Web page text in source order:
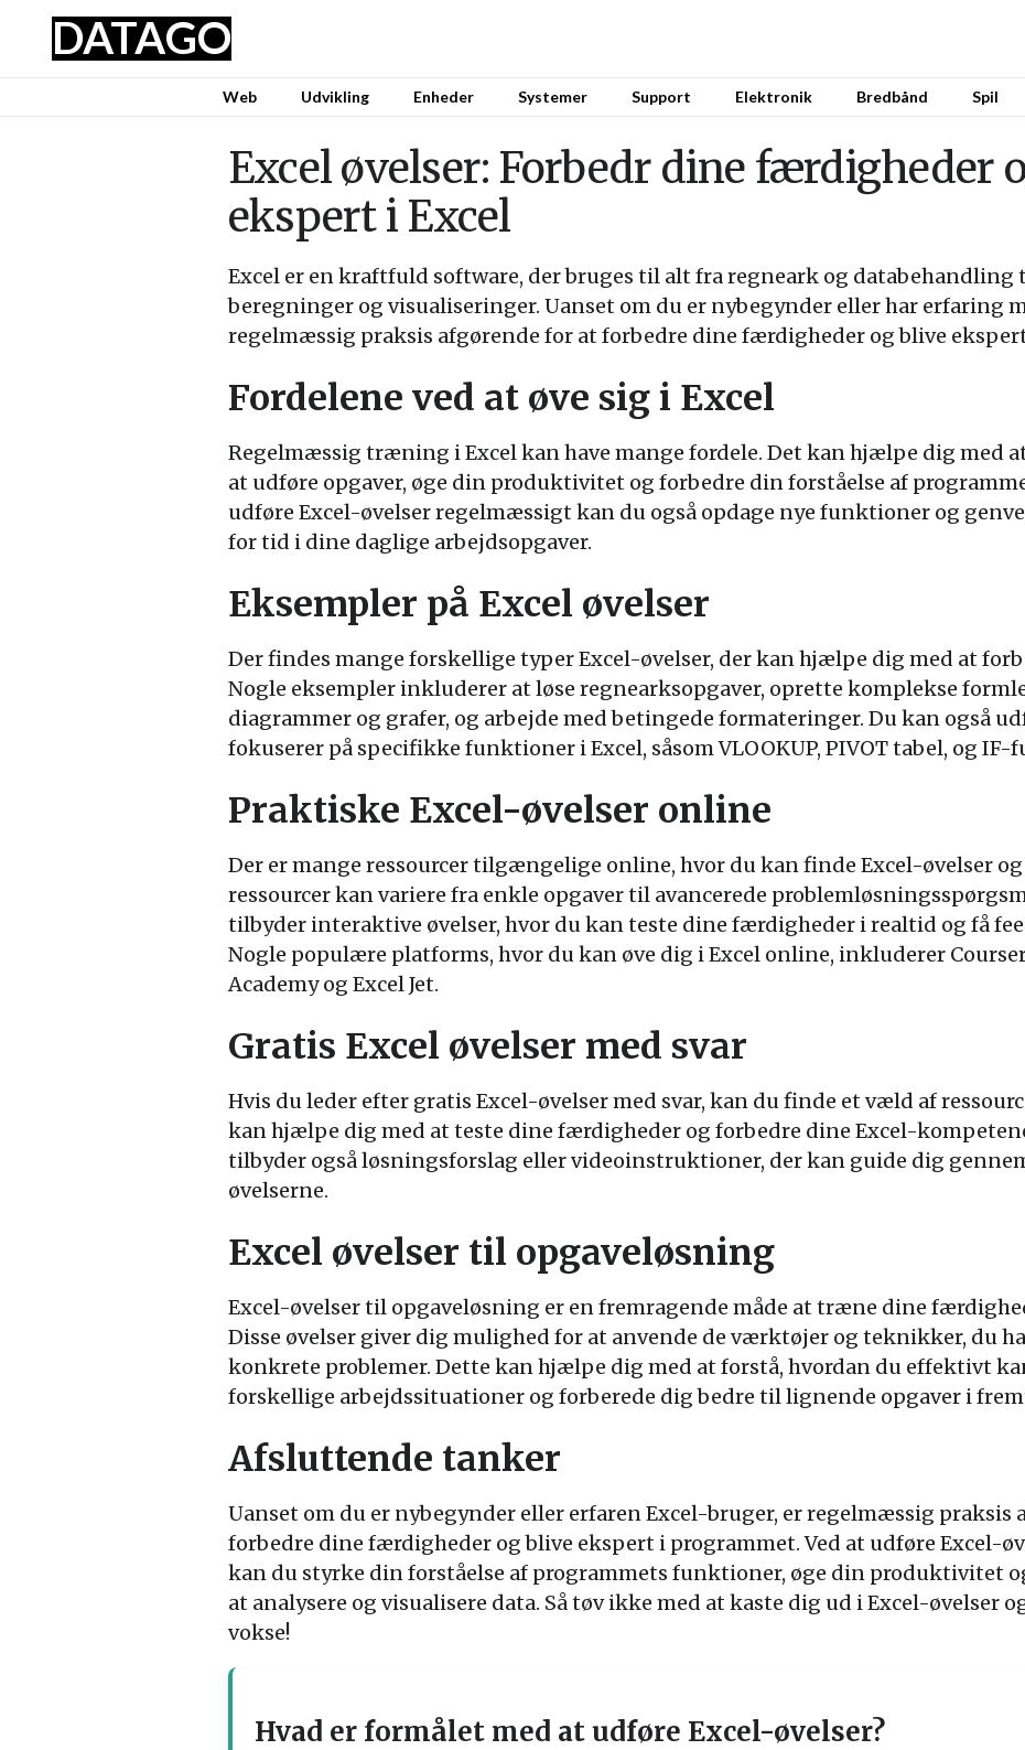
DATAGO
Web Udvikling Enheder Systemer Support Elektronik Bredbånd Spil
Excel øvelser: Forbedr dine færdigheder
ekspert i Excel
Excel er en kraftfuld software, der bruges til alt fra regneark og databehandling
beregninger og visualiseringer. Uanset om du er nybegynder eller har erfaring
regelmæssig praksis afgørende for at forbedre dine færdigheder og blive
Fordelene ved at øve sig i Excel
Regelmæssig træning i Excel kan have mange fordele. Det kan hjælpe dig med
at udføre opgaver, øge din produktivitet og forbedre din forståelse af
udføre Excel-øvelser regelmæssigt kan du også opdage nye funktioner og
for tid i dine daglige arbejdsopgaver.
Eksempler på Excel øvelser
Der findes mange forskellige typer Excel-øvelser, der kan hjælpe dig med at
Nogle eksempler inkluderer at løse regnearksopgaver, oprette komplekse
diagrammer og grafer, og arbejde med betingede formateringer. Du kan også
fokuserer på specifikke funktioner i Excel, såsom VLOOKUP, PIVOT tabel, og
Praktiske Excel-øvelser online
Der er mange ressourcer tilgængelige online, hvor du kan finde Excel-øvelser
ressourcer kan variere fra enkle opgaver til avancerede
tilbyder interaktive øvelser, hvor du kan teste dine færdigheder i realtid og få
Nogle populære platforms, hvor du kan øve dig i Excel online, inkluderer
Academy og Excel Jet.
Gratis Excel øvelser med svar
Hvis du leder efter gratis Excel-øvelser med svar, kan du finde et væld af
kan hjælpe dig med at teste dine færdigheder og forbedre dine Excel-
tilbyder også løsningsforslag eller videoinstruktioner, der kan guide dig
øvelserne.
Excel øvelser til opgaveløsning
Excel-øvelser til opgaveløsning er en fremragende måde at træne dine
Disse øvelser giver dig mulighed for at anvende de værktøjer og teknikker, du
konkrete problemer. Dette kan hjælpe dig med at forstå, hvordan du effektivt
forskellige arbejdssituationer og forberede dig bedre til lignende opgaver i
Afsluttende tanker
Uanset om du er nybegynder eller erfaren Excel-bruger, er regelmæssig praksis
forbedre dine færdigheder og blive ekspert i programmet. Ved at udføre Excel-
kan du styrke din forståelse af programmets funktioner, øge din produktivitet
at analysere og visualisere data. Så tøv ikke med at kaste dig ud i Excel-øvelser
vokse!
Hvad er formålet med at udføre Excel-øvelser?